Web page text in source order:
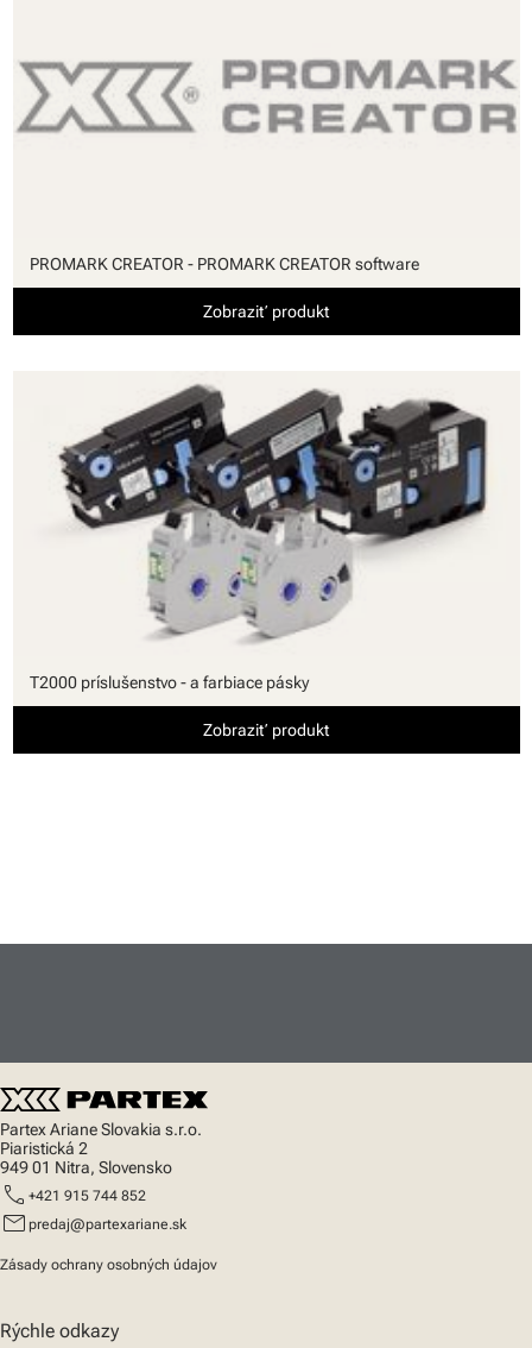
PROMARK CREATOR - PROMARK CREATOR software
Zobraziť produkt
T2000 príslušenstvo - a farbiace pásky
Zobraziť produkt
Partex Ariane Slovakia s.r.o.
Piaristická 2
949 01 Nitra, Slovensko
call +421 915 744 852
mail predaj@partexariane.sk
Zásady ochrany osobných údajov
Rýchle odkazy